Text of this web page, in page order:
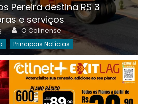
Pereira destina R$ 3
e serviços
Author
O Colinense
Principais Notícias